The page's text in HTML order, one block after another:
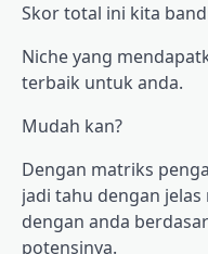
Skor total ini kita
Niche yang
terbaik untuk anda.
Mudah kan?
Dengan matriks
jadi tahu dengan
dengan anda
potensinya.